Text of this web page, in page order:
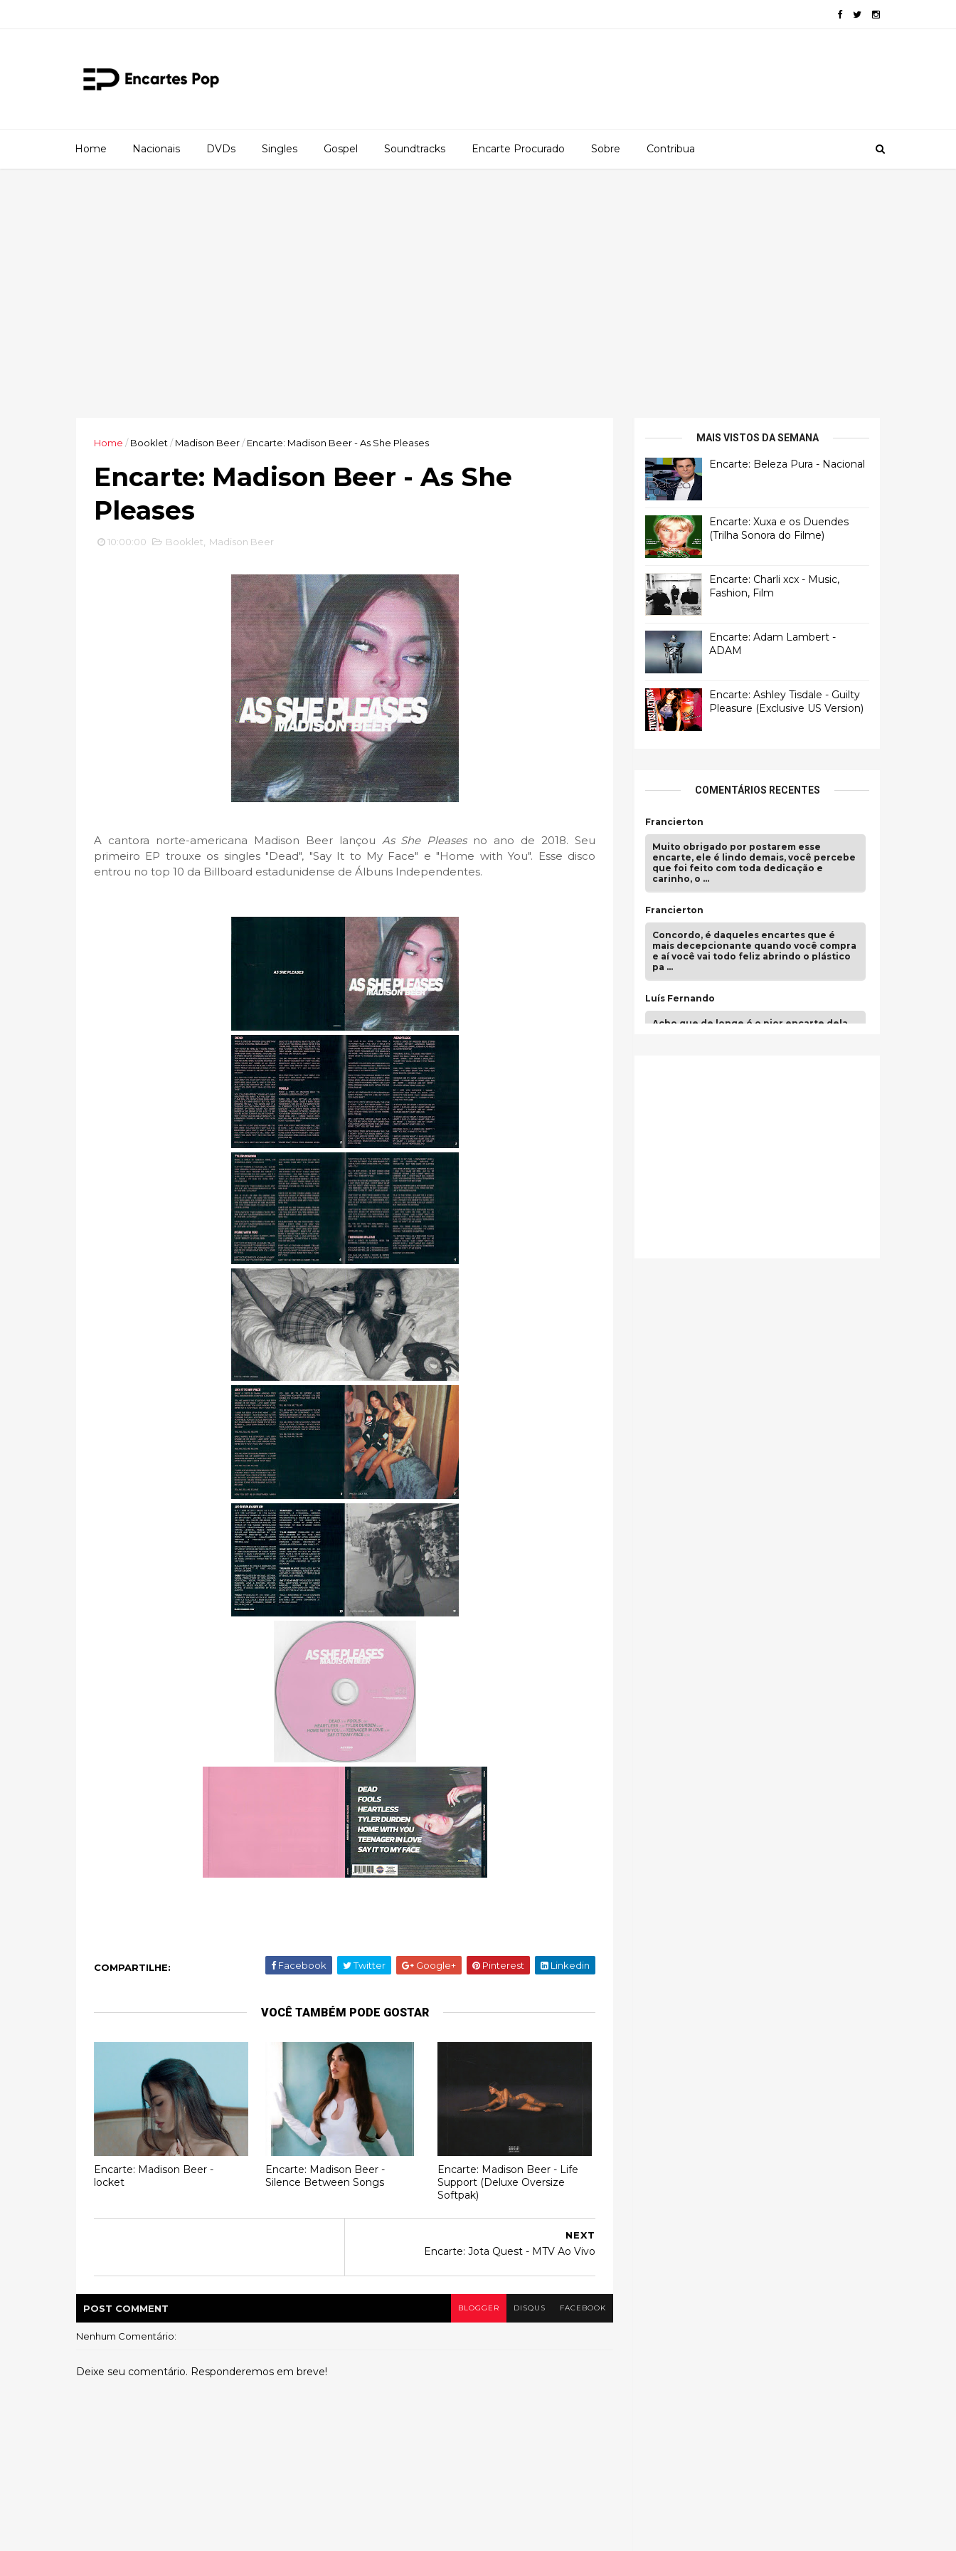
Home Nacionais DVDs Singles Gospel Soundtracks Encarte Procurado Sobre Contribua
Home / Booklet / Madison Beer/ Encarte: Madison Beer - As She Pleases
Encarte: Madison Beer - As She
Pleases
10:00:00 Booklet Madison Beer
A cantora norte-americana Madison Beer lançou As She Pleasesno ano de 2018. Seu
primeiro EP trouxe os singles "Dead", "Say It to My Face" e "Home with You". Esse disco
entrou no top 10 da Billboard estadunidense de Álbuns Independentes.
COMPARTILHE: Facebook Twitter Google+ Pinterest Linkedin
VOCÊ TAMBÉM PODE GOSTAR
Encarte: Madison Beer -
locket
Encarte: Madison Beer -
Silence Between Songs
Encarte: Madison Beer - Life
Support (Deluxe Oversize
Softpak)
NEXT
Encarte: Jota Quest - MTV Ao Vivo
POST COMMENT BLOGGER DISQUS FACEBOOK
Nenhum Comentário:
Deixe seu comentário. Responderemos em breve!
MAIS VISTOS DA SEMANA
Encarte: Beleza Pura - Nacional
Encarte: Xuxa e os Duendes
(Trilha Sonora do Filme)
Encarte: Charli xcx - Music,
Fashion, Film
Encarte: Adam Lambert -
ADAM
Encarte: Ashley Tisdale - Guilty
Pleasure (Exclusive US Version)
COMENTÁRIOS RECENTES
Francierton
Muito obrigado por postarem esse
encarte, ele é lindo demais, você percebe
que foi feito com toda dedicação e
carinho, o …
Francierton
Concordo, é daqueles encartes que é
mais decepcionante quando você compra
e aí você vai todo feliz abrindo o plástico
pa …
Luís Fernando
Acho que de longe é o pior encarte dela.